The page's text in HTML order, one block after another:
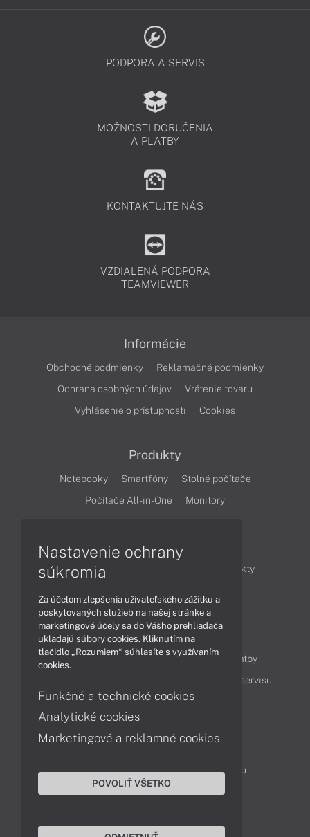
PODPORA A SERVIS
MOŽNOSTI DORUČENIA
A PLATBY
KONTAKTUJTE NÁS
VZDIALENÁ PODPORA
TEAMVIEWER
Informácie
Obchodné podmienky
Reklamačné podmienky
Ochrana osobných údajov
Vrátenie tovaru
Vyhlásenie o prístupnosti
Cookies
Produkty
Notebooky Smartfóny
Stolné počítače
Počítače All-in-One
Monitory
Články
Obchodné informácie
Produkty
Obsah
Ako nakupovať
Možnosti doručenia a platby
Cenník servisu
Kontakty
Servisné oddelenie
Reklamácia tovaru
Nastavenie ochrany
súkromia
Za účelom zlepšenia užívateľského zážitku a
poskytovaných služieb na našej stránke a
marketingové účely sa do Vášho prehliadača
ukladajú súbory cookies. Kliknutím na
tlačidlo „Rozumiem“ súhlasíte s využívaním
cookies.
Funkčné a technické cookies
Analytické cookies
Marketingové a reklamné cookies
POVOLIŤ VŠETKO